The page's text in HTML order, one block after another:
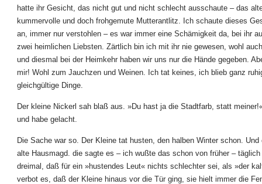
hatte ihr Gesicht, das nicht gut und nicht schlecht ausschaute – das
kummervolle und doch frohgemute Mutterantlitz. Ich schaute dieses
an, immer nur verstohlen – es war immer eine Schämigkeit da, bei ihr
zwei heimlichen Liebsten. Zärtlich bin ich mit ihr nie gewesen, wohl
und diesmal bei der Heimkehr haben wir uns nur die Hände gegeben.
mir! Wohl zum Jauchzen und Weinen. Ich tat keines, ich blieb ganz
gleichgültige Dinge.
Der kleine Nickerl sah blaß aus. »Du hast ja die Stadtfarb, statt
und habe gelacht.
Die Sache war so. Der Kleine tat husten, den halben Winter schon. Und
alte Hausmagd. die sagte es – ich wußte das schon von früher –
dreimal, daß für ein »hustendes Leut« nichts schlechter sei, als »der
verbot es, daß der Kleine hinaus vor die Tür ging, sie hielt immer die